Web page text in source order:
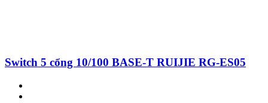
Switch 5 cổng 10/100 BASE-T RUIJIE RG-ES05